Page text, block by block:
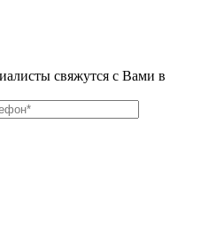
свяжутся с Вами в